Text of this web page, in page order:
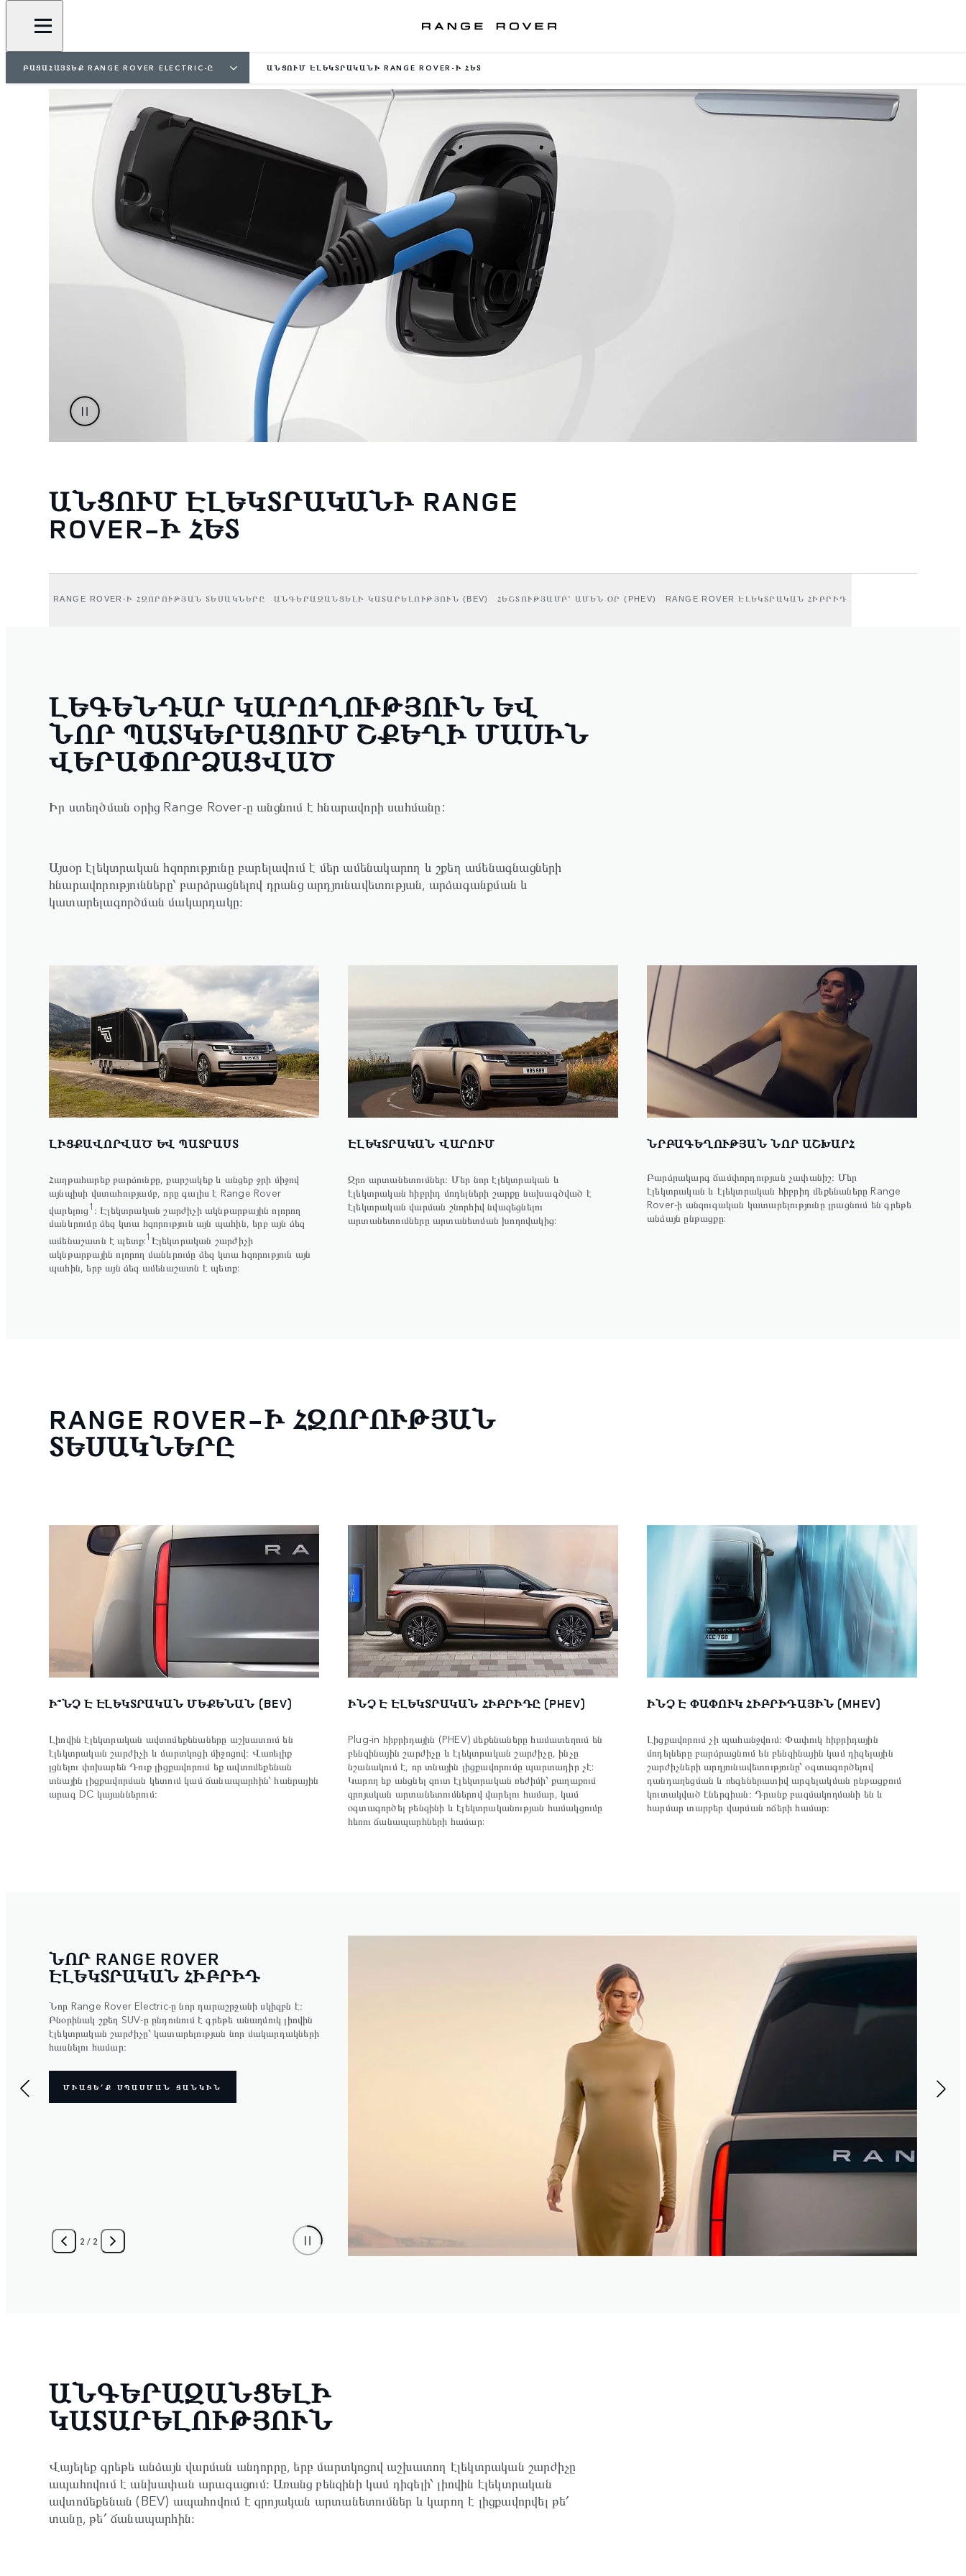
ԲԱՑԱՀԱՅՏԵՔ RANGE ROVER ELECTRIC-Ը ԱՆՑՈՒՄ ԷԼԵԿՏՐԱԿԱՆԻ RANGE ROVER-Ի ՀԵՏ
ԱՆՑՈՒՄ ԷԼԵԿՏՐԱԿԱՆԻ RANGE
ROVER-Ի ՀԵՏ
RANGE ROVER-Ի ՀԶՈՐՈՒԹՅԱՆ ՏԵՍԱԿՆԵՐԸ ԱՆԳԵՐԱԶԱՆՑԵԼԻ ԿԱՏԱՐԵԼՈՒԹՅՈՒՆ (BEV) ՀԵՇՏՈՒԹՅԱՄԲ՝ ԱՄԵՆ ՕՐ (PHEV) RANGE ROVER ԷԼԵԿՏՐԱԿԱՆ ՀԻԲՐԻԴ
ԼԵԳԵՆԴԱՐ ԿԱՐՈՂՈՒԹՅՈՒՆ ԵՎ
ՆՈՐ ՊԱՏԿԵՐԱՑՈՒՄ ՇՔԵՂԻ ՄԱՍԻՆ
ՎԵՐԱՓՈՐՁԱՑՎԱԾ
Իր ստեղծման օրից Range Rover-ը անցնում է հնարավորի սահմանը:
Այսօր էլեկտրական հզորությունը բարելավում է մեր ամենակարող և շքեղ ամենագնացների
հնարավորությունները՝ բարձրացնելով դրանց արդյունավետության, արձագանքման և
կատարելագործման մակարդակը։
ԼԻՑՔԱՎՈՐՎԱԾ ԵՎ ՊԱՏՐԱՍՏ
Հաղթահարեք բարձունքը, քարշակեք և անցեք ջրի միջով
այնպիսի վստահությամբ, որը գալիս է Range Rover
վարելուց1 ։ Էլեկտրական շարժիչի ակնթարթային ոլորող
մանևրումը ձեզ կտա հզորություն այն պահին, երբ այն ձեզ
ամենաշատն է պետք:1 Էլեկտրական շարժիչի
ակնթարթային ոլորող մանևրումը ձեզ կտա հզորություն այն
պահին, երբ այն ձեզ ամենաշատն է պետք:
ԷԼԵԿՏՐԱԿԱՆ ՎԱՐՈՒՄ
Զրո արտանետումներ։ Մեր նոր էլեկտրական և
էլեկտրական հիբրիդ մոդելների շարքը նախագծված է
էլեկտրական վարման շնորհիվ նվազեցնելու
արտանետումները արտանետման խողովակից:
ՆՐԲԱԳԵՂՈՒԹՅԱՆ ՆՈՐ ԱՇԽԱՐՀ
Բարձրակարգ ճամփորդության չափանիշ։ Մեր
էլեկտրական և էլեկտրական հիբրիդ մեքենաները Range
Rover-ի անզուգական կատարելությունը լրացնում են գրեթե
անձայն ընթացքը:
RANGE ROVER-Ի ՀԶՈՐՈՒԹՅԱՆ
ՏԵՍԱԿՆԵՐԸ
Ի՞ՆՉ Է ԷԼԵԿՏՐԱԿԱՆ ՄԵՔԵՆԱՆ (BEV)
Լիովին էլեկտրական ավտոմեքենաները աշխատում են
էլեկտրական շարժիչի և մարտկոցի միջոցով։ Վառելիք
լցնելու փոխարեն Դուք լիցքավորում եք ավտոմեքենան
տնային լիցքավորման կետում կամ ճանապարհին՝ հանրային
արագ DC կայաններում։
ԻՆՉ Է ԷԼԵԿՏՐԱԿԱՆ ՀԻԲՐԻԴԸ (PHEV)
Plug-in հիբրիդային (PHEV) մեքենաները համատեղում են
բենզինային շարժիչը և էլեկտրական շարժիչը, ինչը
նշանակում է, որ տնային լիցքավորումը պարտադիր չէ:
Կարող եք անցնել զուտ էլեկտրական ռեժիմի՝ քաղաքում
զրոյական արտանետումներով վարելու համար, կամ
օգտագործել բենզինի և էլեկտրականության համակցումը
հեռու ճանապարհների համար:
ԻՆՉ Է ՓԱՓՈՒԿ ՀԻԲՐԻԴԱՅԻՆ (MHEV)
Լիցքավորում չի պահանջվում։ Փափուկ հիբրիդային
մոդելները բարձրացնում են բենզինային կամ դիզելային
շարժիչների արդյունավետությունը՝ օգտագործելով
դանդաղեցման և ռեգեներատիվ արգելակման ընթացքում
կուտակված էներգիան։ Դրանք բազմակողմանի են և
հարմար տարբեր վարման ոճերի համար։
2 / 2
ՆՈՐ RANGE ROVER
ԷԼԵԿՏՐԱԿԱՆ ՀԻԲՐԻԴ
Նոր Range Rover Electric-ը նոր դարաշրջանի սկիզբն է։
Բնօրինակ շքեղ SUV-ը ընդունում է գրեթե անաղմուկ լիովին
էլեկտրական շարժիչը՝ կատարելության նոր մակարդակների
հասնելու համար։
ՄԻԱՑԵ՛Ք ՍՊԱՍՄԱՆ ՑԱՆԿԻՆ
ԱՆԳԵՐԱԶԱՆՑԵԼԻ
ԿԱՏԱՐԵԼՈՒԹՅՈՒՆ
Վայելեք գրեթե անձայն վարման անդորրը, երբ մարտկոցով աշխատող էլեկտրական շարժիչը
ապահովում է անխափան արագացում։ Առանց բենզինի կամ դիզելի՝ լիովին էլեկտրական
ավտոմեքենան (BEV) ապահովում է զրոյական արտանետումներ և կարող է լիցքավորվել թե՛
տանը, թե՛ ճանապարհին։